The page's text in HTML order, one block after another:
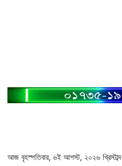
আজ বৃহস্পতিবার, ৬ই আগস্ট, ২০২৬ খ্রিস্টাব্দ